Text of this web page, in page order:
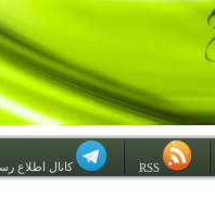
کانال اطلاع